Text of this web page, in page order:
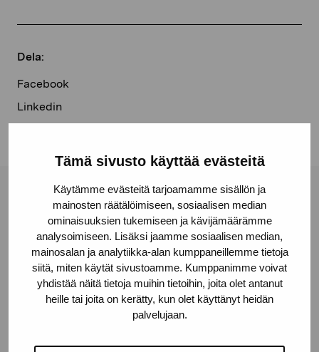
Tämä sivusto käyttää evästeitä
Käytämme evästeitä tarjoamamme sisällön ja
mainosten räätälöimiseen, sosiaalisen median
ominaisuuksien tukemiseen ja kävijämäärämme
analysoimiseen. Lisäksi jaamme sosiaalisen median,
mainosalan ja analytiikka-alan kumppaneillemme tietoja
siitä, miten käytät sivustoamme. Kumppanimme voivat
yhdistää näitä tietoja muihin tietoihin, joita olet antanut
heille tai joita on kerätty, kun olet käyttänyt heidän
palvelujaan.
Dela:
Facebook
Linkedin
Stiftelsen Pro Artibus
Gustav Wasas gata 11
10600 Ekenäs
proartibus@proartibus.fi
+358 (0)50 371 6339